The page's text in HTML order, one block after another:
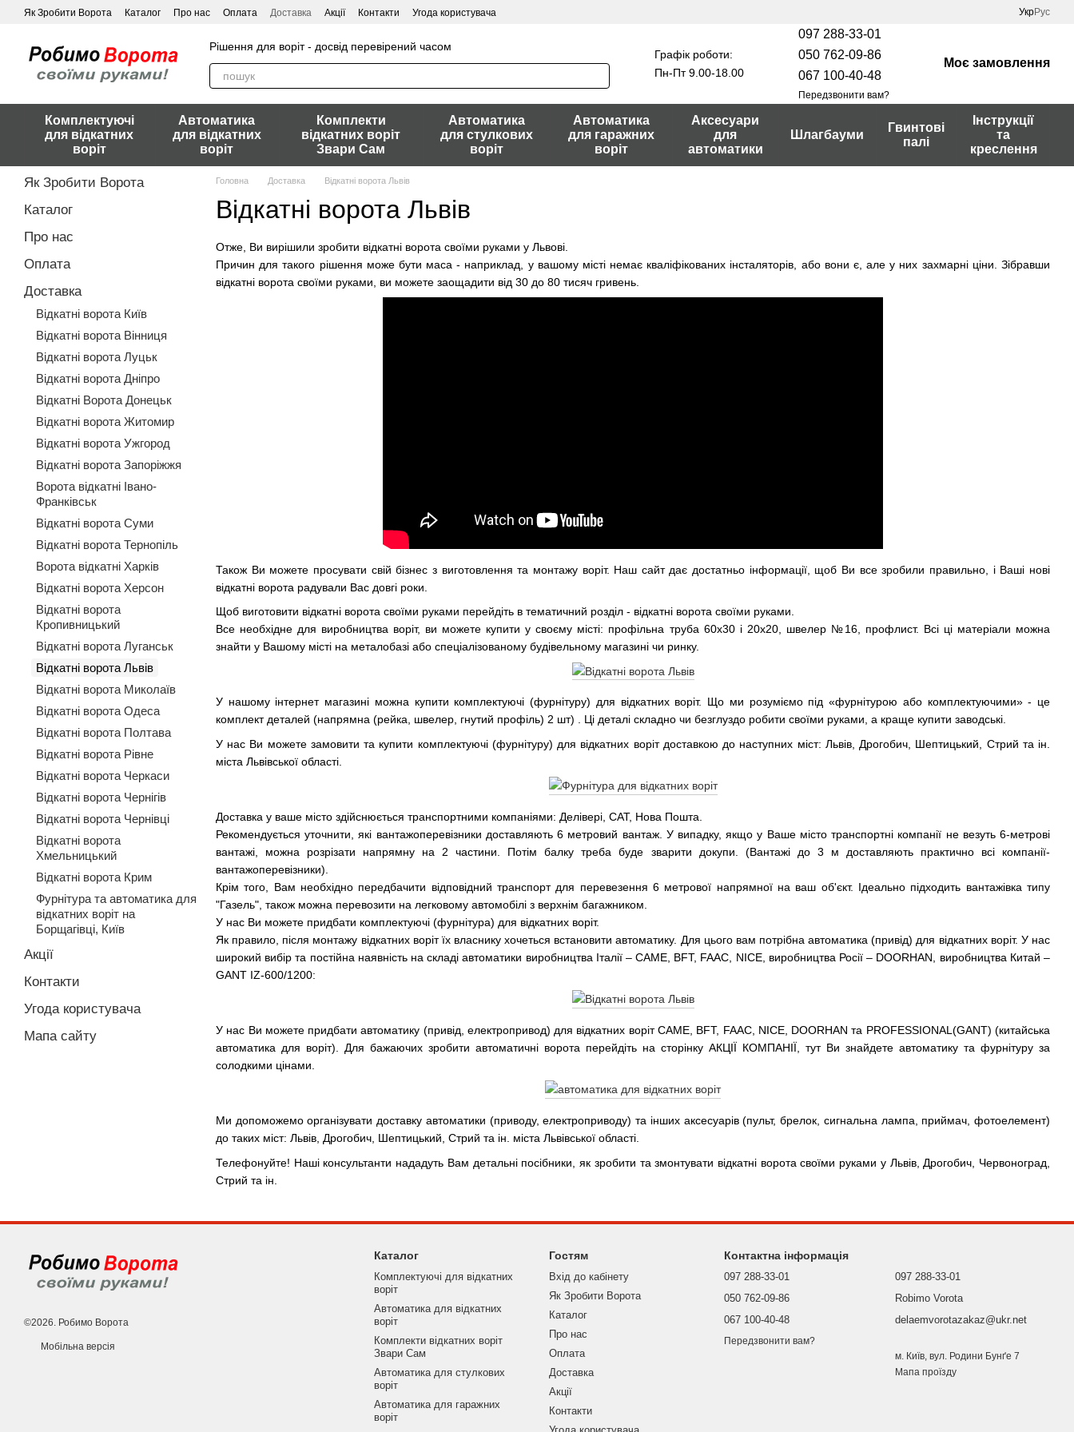
Перейти до основного контенту
Як Зробити Ворота Каталог Про нас Оплата Доставка Акції Контакти Угода користувача УкрРус
Рішення для воріт - досвід перевірений часом
Графік роботи:
Пн-Пт 9.00-18.00
097 288-33-01
050 762-09-86
067 100-40-48
Передзвонити вам?
Моє замовлення
Комплектуючі
для відкатних
воріт
Автоматика
для відкатних
воріт
Комплекти
відкатних воріт
Звари Сам
Автоматика
для стулкових
воріт
Автоматика
для гаражних
воріт
Аксесуари
для
автоматики
Шлагбауми
Гвинтові
палі
Інструкції
та
креслення
Головна Доставка Відкатні ворота Львів
Відкатні ворота Львів
Отже, Ви вирішили зробити відкатні ворота своїми руками у Львові.
Причин для такого рішення може бути маса - наприклад, у вашому місті немає кваліфікованих інсталяторів, або вони є, але у них захмарні ціни. Зібравши
відкатні ворота своїми руками, ви можете заощадити від 30 до 80 тисяч гривень.
Також Ви можете просувати свій бізнес з виготовлення та монтажу воріт. Наш сайт дає достатньо інформації, щоб Ви все зробили правильно, і Ваші нові
відкатні ворота радували Вас довгі роки.
Щоб виготовити відкатні ворота своїми руками перейдіть в тематичний розділ - відкатні ворота своїми руками.
Все необхідне для виробництва воріт, ви можете купити у своєму місті: профільна труба 60х30 і 20х20, швелер №16, профлист. Всі ці матеріали можна
знайти у Вашому місті на металобазі або спеціалізованому будівельному магазині чи ринку.
У нашому інтернет магазині можна купити комплектуючі (фурнітуру) для відкатних воріт. Що ми розуміємо під «фурнітурою або комплектуючими» - це
комплект деталей (напрямна (рейка, швелер, гнутий профіль) 2 шт) . Ці деталі складно чи безглуздо робити своїми руками, а краще купити заводські.
У нас Ви можете замовити та купити комплектуючі (фурнітуру) для відкатних воріт доставкою до наступних міст: Львів, Дрогобич, Шептицький, Стрий та ін.
міста Львівської області.
Доставка у ваше місто здійснюється транспортними компаніями: Делівері, САТ, Нова Пошта.
Рекомендується уточнити, які вантажоперевізники доставляють 6 метровий вантаж. У випадку, якщо у Ваше місто транспортні компанії не везуть 6-метрові
вантажі, можна розрізати напрямну на 2 частини. Потім балку треба буде зварити докупи. (Вантажі до 3 м доставляють практично всі компанії-
вантажоперевізники).
Крім того, Вам необхідно передбачити відповідний транспорт для перевезення 6 метрової напрямної на ваш об'єкт. Ідеально підходить вантажівка типу
"Газель", також можна перевозити на легковому автомобілі з верхнім багажником.
У нас Ви можете придбати комплектуючі (фурнітура) для відкатних воріт.
Як правило, після монтажу відкатних воріт їх власнику хочеться встановити автоматику. Для цього вам потрібна автоматика (привід) для відкатних воріт. У нас
широкий вибір та постійна наявність на складі автоматики виробництва Італії – CAME, BFT, FAAC, NICE, виробництва Росії – DOORHAN, виробництва Китай –
GANT IZ-600/1200:
У нас Ви можете придбати автоматику (привід, електропривод) для відкатних воріт CAME, BFT, FAAC, NICE, DOORHAN та PROFESSIONAL(GANT) (китайська
автоматика для воріт). Для бажаючих зробити автоматичні ворота перейдіть на сторінку АКЦІЇ КОМПАНІЇ, тут Ви знайдете автоматику та фурнітуру за
солодкими цінами.
Ми допоможемо організувати доставку автоматики (приводу, електроприводу) та інших аксесуарів (пульт, брелок, сигнальна лампа, приймач, фотоелемент)
до таких міст: Львів, Дрогобич, Шептицький, Стрий та ін. міста Львівської області.
Телефонуйте! Наші консультанти нададуть Вам детальні посібники, як зробити та змонтувати відкатні ворота своїми руками у Львів, Дрогобич, Червоноград,
Стрий та ін.
Як Зробити Ворота
Каталог
Про нас
Оплата
Доставка
Відкатні ворота Київ
Відкатні ворота Вінниця
Відкатні ворота Луцьк
Відкатні ворота Дніпро
Відкатні Ворота Донецьк
Відкатні ворота Житомир
Відкатні ворота Ужгород
Відкатні ворота Запоріжжя
Ворота відкатні Івано-
Франківськ
Відкатні ворота Суми
Відкатні ворота Тернопіль
Ворота відкатні Харків
Відкатні ворота Херсон
Відкатні ворота
Кропивницький
Відкатні ворота Луганськ
Відкатні ворота Львів
Відкатні ворота Миколаїв
Відкатні ворота Одеса
Відкатні ворота Полтава
Відкатні ворота Рівне
Відкатні ворота Черкаси
Відкатні ворота Чернігів
Відкатні ворота Чернівці
Відкатні ворота
Хмельницький
Відкатні ворота Крим
Фурнітура та автоматика для
відкатних воріт на
Борщагівці, Київ
Акції
Контакти
Угода користувача
Мапа сайту
©2026. Робимо Ворота
Мобільна версія
Каталог
Комплектуючі для відкатних
воріт
Автоматика для відкатних
воріт
Комплекти відкатних воріт
Звари Сам
Автоматика для стулкових
воріт
Автоматика для гаражних
воріт
Гостям
Вхід до кабінету
Як Зробити Ворота
Каталог
Про нас
Оплата
Доставка
Акції
Контакти
Контактна інформація
097 288-33-01
050 762-09-86
067 100-40-48
Передзвонити вам?
097 288-33-01
Robimo Vorota
delaemvorotazakaz@ukr.net
м. Київ, вул. Родини Бунґе 7
Мапа проїзду